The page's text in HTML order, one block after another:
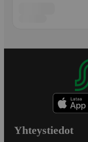
Yhteystiedot